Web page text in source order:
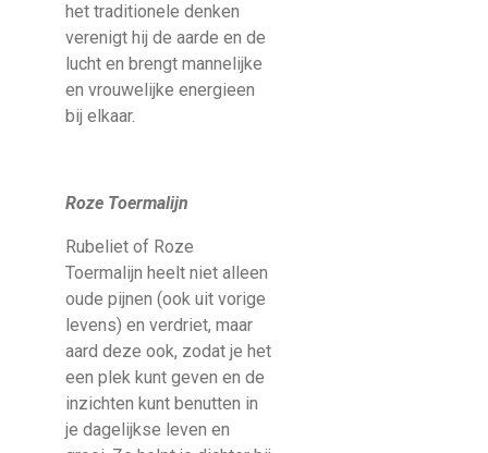
het traditionele denken
verenigt hij de aarde en de
lucht en brengt mannelijke
en vrouwelijke energieen
bij elkaar.
Roze Toermalijn
Rubeliet of Roze
Toermalijn heelt niet alleen
oude pijnen (ook uit vorige
levens) en verdriet, maar
aard deze ook, zodat je het
een plek kunt geven en de
inzichten kunt benutten in
je dagelijkse leven en